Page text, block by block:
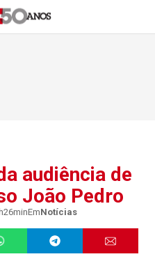
audiência de
João Pedro
EmNotícias